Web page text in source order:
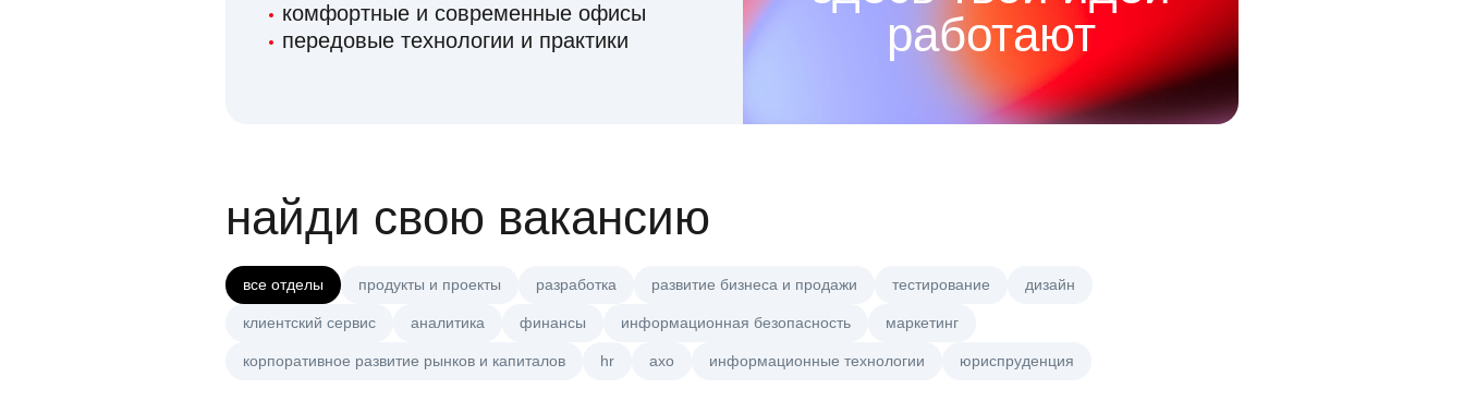
комфортные и современные офисы
передовые технологии и практики
работают
найди свою вакансию
все отделы продукты и проекты разработка развитие бизнеса и продажи тестирование дизайн
клиентский сервис аналитика финансы информационная безопасность маркетинг
корпоративное развитие рынков и капиталов hr axo информационные технологии юриспруденция